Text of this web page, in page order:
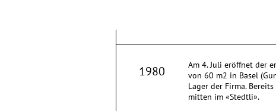
1980
Am 4. Juli eröffnet der
von 60 m2 in Basel
Lager der Firma.
mitten im «Stedtli».